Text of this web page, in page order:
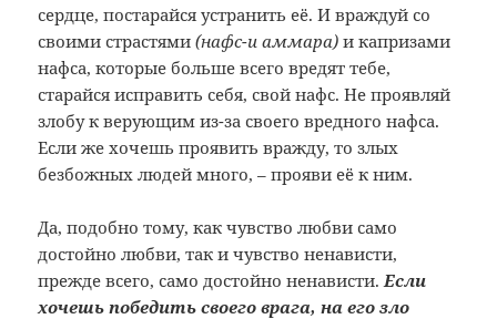
сердце, постарайся устранить её. И враждуй со
своими страстями(нафс-и аммара) и капризами
нафса, которые больше всего вредят тебе,
старайся исправить себя, свой нафс. Не проявляй
злобу к верующим из-за своего вредного нафса.
Если же хочешь проявить вражду, то злых
безбожных людей много, – прояви её к ним.
Да, подобно тому, как чувство любви само
достойно любви, так и чувство ненависти,
прежде всего, само достойно ненависти. Если
хочешь победить своего врага, на его зло